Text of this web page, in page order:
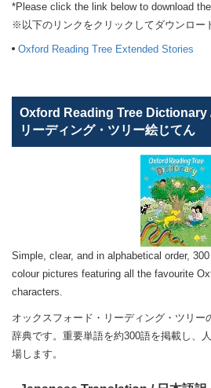
*Please click the link below to download
※以下のリンクをクリックしてダウンロー
Oxford Reading Tree Extended Stories
Oxford Reading Tree Dictionary
リーディング・ツリー絵じてん
Simple, clear, and in alphabetical order,
colour pictures featuring all the favourite
characters.
オックスフォード・リーディング・ツリー
辞典です。重要単語を約300語を掲載し、
場します。